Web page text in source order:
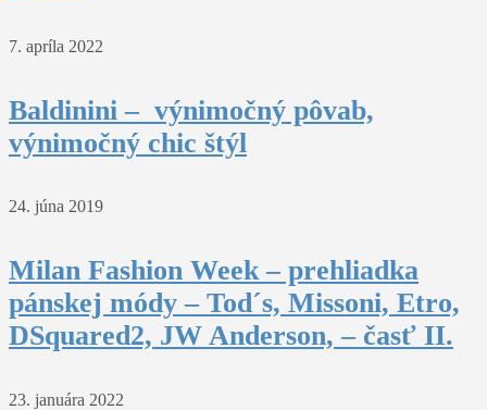
7. apríla 2022
Baldinini – výnimočný pôvab,
výnimočný chic štýl
24. júna 2019
Milan Fashion Week – prehliadka
pánskej módy – Tod´s, Missoni, Etro,
DSquared2, JW Anderson, – časť II.
23. januára 2022